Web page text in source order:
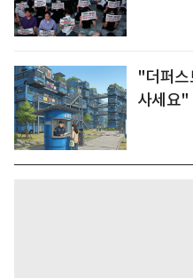
"더퍼스
사세요"